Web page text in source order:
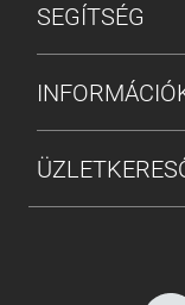
SEGÍTSÉG